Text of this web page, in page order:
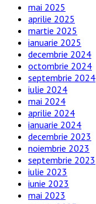
mai 2025
aprilie 2025
martie 2025
ianuarie 2025
decembrie 2024
octombrie 2024
septembrie 2024
iulie 2024
mai 2024
aprilie 2024
ianuarie 2024
decembrie 2023
noiembrie 2023
septembrie 2023
iulie 2023
iunie 2023
mai 2023